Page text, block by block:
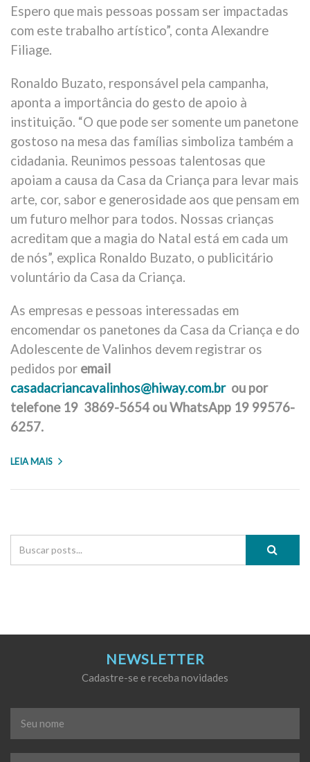
Espero que mais pessoas possam ser impactadas
com este trabalho artístico”, conta Alexandre
Filiage.
Ronaldo Buzato, responsável pela campanha,
aponta a importância do gesto de apoio à
instituição. “O que pode ser somente um panetone
gostoso na mesa das famílias simboliza também a
cidadania. Reunimos pessoas talentosas que
apoiam a causa da Casa da Criança para levar mais
arte, cor, sabor e generosidade aos que pensam em
um futuro melhor para todos. Nossas crianças
acreditam que a magia do Natal está em cada um
de nós”, explica Ronaldo Buzato, o publicitário
voluntário da Casa da Criança.
As empresas e pessoas interessadas em
encomendar os panetones da Casa da Criança e do
Adolescente de Valinhos devem registrar os
pedidos por email
casadacriancavalinhos@hiway.com.brou por
telefone 19 3869-5654 ou WhatsApp 19 99576-
6257.
LEIA MAIS
NEWSLETTER
Cadastre-se e receba novidades
Seu
nome
E-